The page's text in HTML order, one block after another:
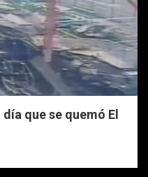
que se quemó El